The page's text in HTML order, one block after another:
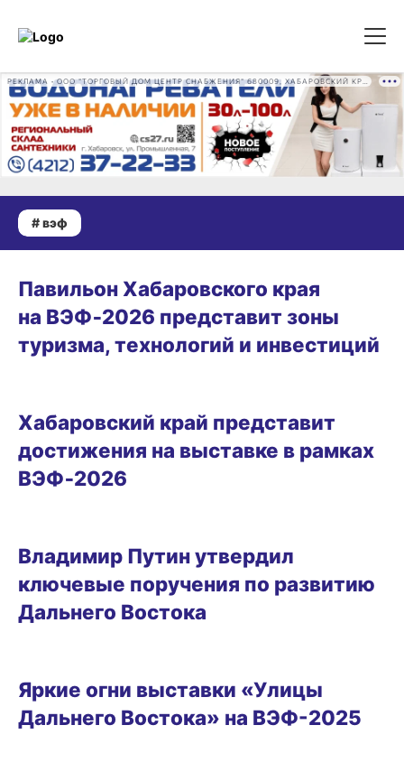
# вэф
Павильон Хабаровского края
на ВЭФ‑2026 представит зоны
туризма, технологий и инвестиций
Хабаровский край представит
достижения на выставке в рамках
ВЭФ‑2026
Владимир Путин утвердил
ключевые поручения по развитию
Дальнего Востока
Яркие огни выставки «Улицы
Дальнего Востока» на ВЭФ-2025